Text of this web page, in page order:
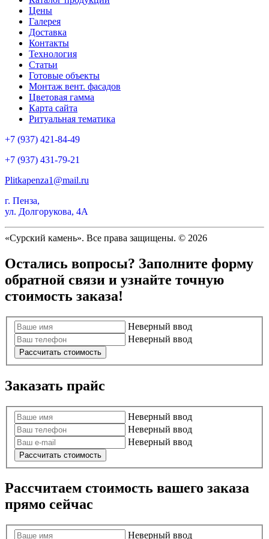
Цены
Галерея
Доставка
Контакты
Технология
Статьи
Готовые объекты
Монтаж вент. фасадов
Цветовая гамма
Карта сайта
Ритуальная тематика
+7 (937) 421-84-49
+7 (937) 431-79-21
Plitkapenza1@mail.ru
г. Пенза,
ул. Долгорукова, 4А
«Сурский камень». Все права защищены. © 2026
Остались вопросы? Заполните форму
обратной связи и узнайте точную
стоимость заказа!
Неверный ввод
Неверный ввод
Рассчитать стоимость
Заказать прайс
Неверный ввод
Неверный ввод
Неверный ввод
Рассчитать стоимость
Расcчитаем стоимость вашего заказа
прямо сейчас
Неверный ввод